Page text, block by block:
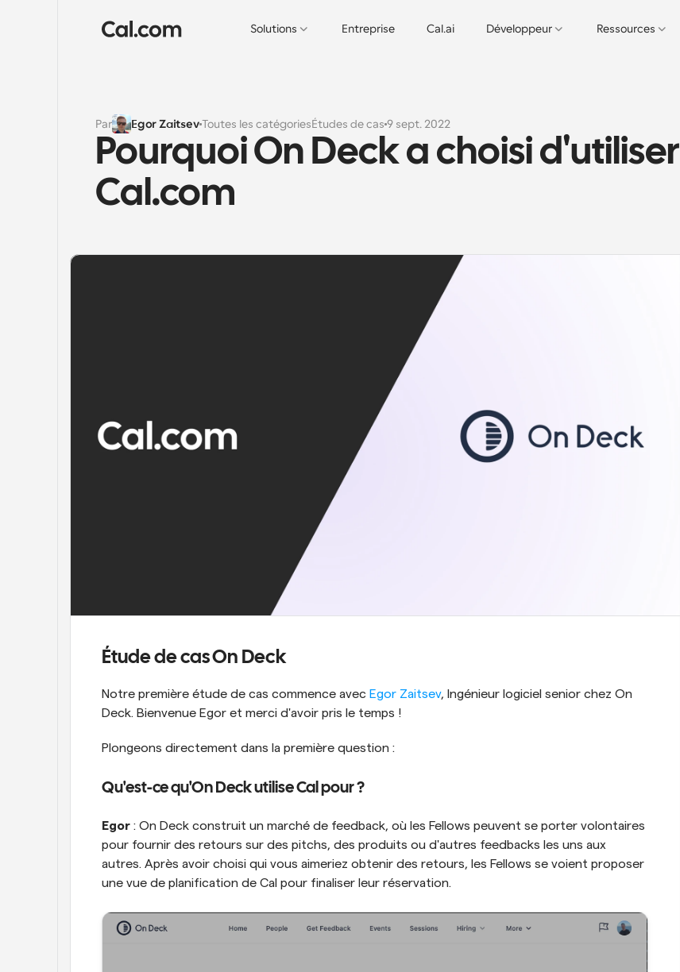
Solutions Entreprise Cal.ai Développeur Ressources
Par Egor ZaitsevToutes les catégoriesÉtudes de cas 9 sept. 2022
Pourquoi On Deck a choisi d'utiliser
Cal.com
Étude de cas On Deck
Notre première étude de cas commence avec Egor Zaitsev, Ingénieur logiciel senior chez On
Deck. Bienvenue Egor et merci d'avoir pris le temps !
Plongeons directement dans la première question :
Qu'est-ce qu'On Deck utilise Cal pour ?
Egor : On Deck construit un marché de feedback, où les Fellows peuvent se porter volontaires
pour fournir des retours sur des pitchs, des produits ou d'autres feedbacks les uns aux
autres. Après avoir choisi qui vous aimeriez obtenir des retours, les Fellows se voient proposer
une vue de planification de Cal pour finaliser leur réservation.